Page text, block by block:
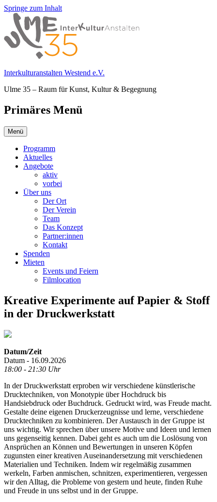
Springe zum Inhalt
Interkulturanstalten Westend e.V.
Ulme 35 – Raum für Kunst, Kultur & Begegnung
Primäres Menü
Menü
Programm
Aktuelles
Angebote
aktiv
vorbei
Über uns
Der Ort
Der Verein
Team
Das Konzept
Partner:innen
Kontakt
Spenden
Mieten
Events und Feiern
Filmlocation
Kreative Experimente auf Papier & Stoff
in der Druckwerkstatt
Datum/Zeit
Datum - 16.09.2026
18:00 - 21:30 Uhr
In der Druckwerkstatt erproben wir verschiedene künstlerische
Drucktechniken, von Monotypie über Hochdruck bis
Handsiebdruck oder Buchdruck. Gedruckt wird, was Freude macht.
Gestalte deine eigenen Druckerzeugnisse und lerne, verschiedene
Drucktechniken zu kombinieren. Der Austausch in der Gruppe ist
uns wichtig. Wir sprechen über unsere Motive und Ideen und lernen
uns gegenseitig kennen. Dabei geht es auch um die Loslösung von
Ansprüchen an Können und Bewertungen in unseren Köpfen
zugunsten einer kreativen Auseinandersetzung mit verschiedenen
Materialien und Techniken. Indem wir regelmäßig zusammen
werkeln, Farben anmischen, schnitzen, experimentieren, vergessen
wir den Alltag, die Probleme von gestern und heute, finden Ruhe
und Freude in uns selbst und in der Gruppe.